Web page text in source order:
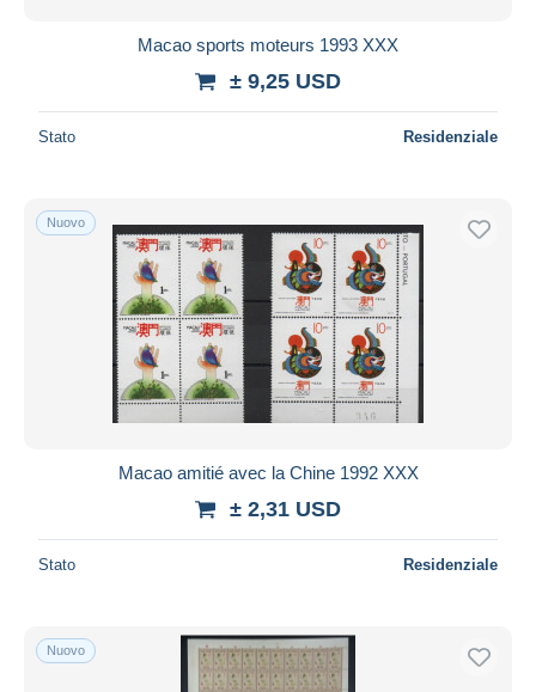
Macao sports moteurs 1993 XXX
± 9,25 USD
Stato Residenziale
Nuovo
Macao amitié avec la Chine 1992 XXX
± 2,31 USD
Stato Residenziale
Nuovo